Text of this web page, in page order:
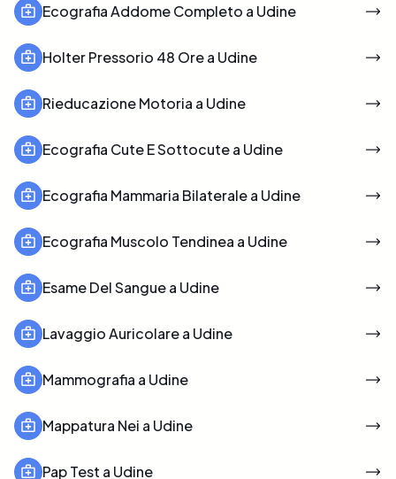
Ecografia Addome Completo a Udine
Holter Pressorio 48 Ore a Udine
Rieducazione Motoria a Udine
Ecografia Cute E Sottocute a Udine
Ecografia Mammaria Bilaterale a Udine
Ecografia Muscolo Tendinea a Udine
Esame Del Sangue a Udine
Lavaggio Auricolare a Udine
Mammografia a Udine
Mappatura Nei a Udine
Pap Test a Udine